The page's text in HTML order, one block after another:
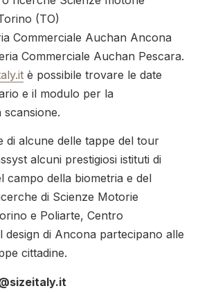
(TO)
Commerciale Auchan Ancona
Commerciale Auchan Pescara.
è possibile trovare le date
e il modulo per la
scansione.
di alcune delle tappe del tour
alcuni prestigiosi istituti di
campo della biometria e del
di Scienze Motorie
e Poliarte, Centro
design di Ancona partecipano alle
cittadine.